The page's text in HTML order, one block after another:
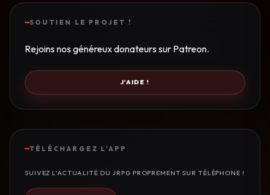
SOUTIEN LE PROJET !
Rejoins nos généreux donateurs sur Patreon.
J'AIDE !
TÉLÉCHARGEZ L'APP
SUIVEZ L'ACTUALITÉ DU JRPG PROPREMENT SUR TÉLÉPHONE !